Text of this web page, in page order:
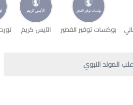
بوكسات توفير الفطير الآيس كريم
علب المولد النبوي